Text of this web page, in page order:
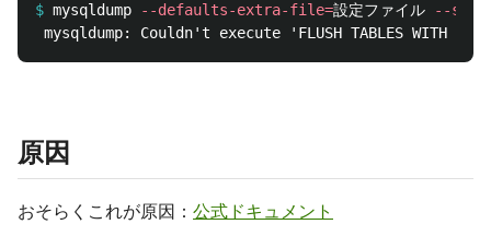
$ mysqldump --defaults-extra-file=設定ファイル --
原因
おそらくこれが原因： 公式ドキュメント